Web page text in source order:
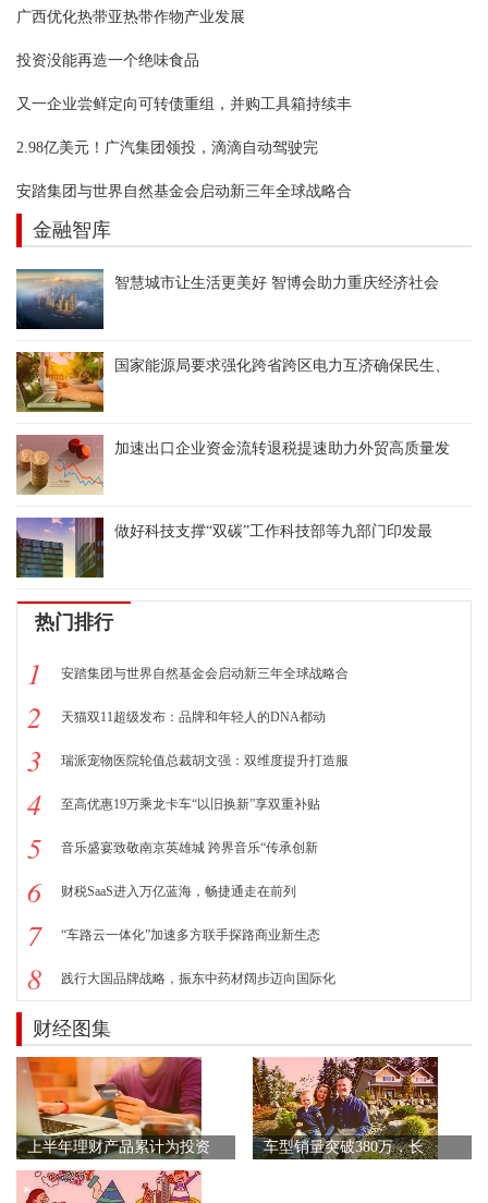
广西优化热带亚热带作物产业发展
投资没能再造一个绝味食品
又一企业尝鲜定向可转债重组，并购工具箱持续丰
2.98亿美元！广汽集团领投，滴滴自动驾驶完
安踏集团与世界自然基金会启动新三年全球战略合
金融智库
智慧城市让生活更美好 智博会助力重庆经济社会
国家能源局要求强化跨省跨区电力互济确保民生、
加速出口企业资金流转退税提速助力外贸高质量发
做好科技支撑“双碳”工作科技部等九部门印发最
热门排行
1 安踏集团与世界自然基金会启动新三年全球战略合
2 天猫双11超级发布：品牌和年轻人的DNA都动
3 瑞派宠物医院轮值总裁胡文强：双维度提升打造服
4 至高优惠19万乘龙卡车“以旧换新”享双重补贴
5 音乐盛宴致敬南京英雄城 跨界音乐“传承创新
6 财税SaaS进入万亿蓝海，畅捷通走在前列
7 “车路云一体化”加速多方联手探路商业新生态
8 践行大国品牌战略，振东中药材阔步迈向国际化
财经图集
上半年理财产品累计为投资 车型销量突破380万，长